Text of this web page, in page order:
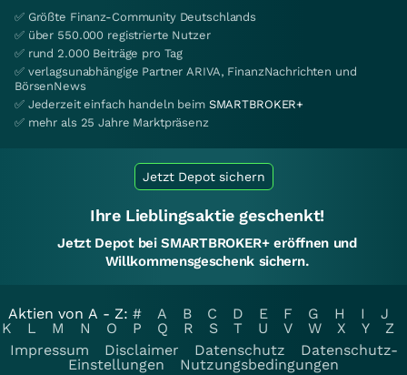
✅ Größte Finanz-Community Deutschlands
✅ über 550.000 registrierte Nutzer
✅ rund 2.000 Beiträge pro Tag
✅ verlagsunabhängige Partner ARIVA, FinanzNachrichten und
BörsenNews
✅ Jederzeit einfach handeln beim SMARTBROKER+
✅ mehr als 25 Jahre Marktpräsenz
Jetzt Depot sichern
Ihre Lieblingsaktie geschenkt!
Jetzt Depot bei SMARTBROKER+ eröffnen und
Willkommensgeschenk sichern.
Aktien von A - Z: # A B C D E F G H I
J
K
L M N O P Q R S T U V W X Y
Z
Impressum
Disclaimer Datenschutz
Datenschutz-
Einstellungen
Nutzungsbedingungen